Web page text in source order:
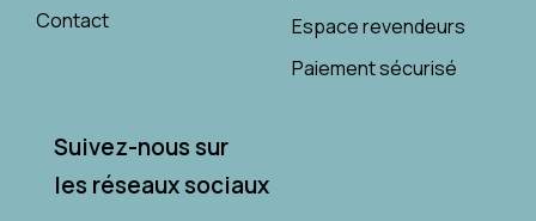
Contact
Espace revendeurs
Paiement sécurisé
Suivez-nous sur
les réseaux sociaux